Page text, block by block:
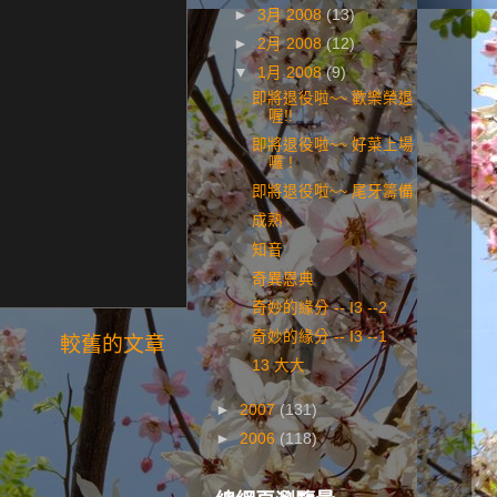
較舊的文章
► 3月 2008 (13)
► 2月 2008(12)
▼1月 2008(9)
即將退役啦~~ 歡樂榮退
喔!!
即將退役啦~~ 好菜上場
囉 !
即將退役啦~~ 尾牙籌備
成熟
知音
奇異恩典
奇妙的緣分 -- I3 --2
奇妙的緣分 -- I3 --1
13 大大
►2007(131)
►2006 (118)